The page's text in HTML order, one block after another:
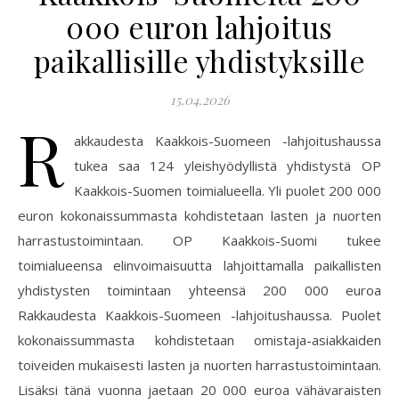
000 euron lahjoitus
paikallisille yhdistyksille
15.04.2026
R akkaudesta Kaakkois-Suomeen -lahjoitushaussa
tukea saa 124 yleishyödyllistä yhdistystä OP
Kaakkois-Suomen toimialueella. Yli puolet 200 000
euron kokonaissummasta kohdistetaan lasten ja nuorten
harrastustoimintaan. OP Kaakkois-Suomi tukee
toimialueensa elinvoimaisuutta lahjoittamalla paikallisten
yhdistysten toimintaan yhteensä 200 000 euroa
Rakkaudesta Kaakkois-Suomeen -lahjoitushaussa. Puolet
kokonaissummasta kohdistetaan omistaja-asiakkaiden
toiveiden mukaisesti lasten ja nuorten harrastustoimintaan.
Lisäksi tänä vuonna jaetaan 20 000 euroa vähävaraisten